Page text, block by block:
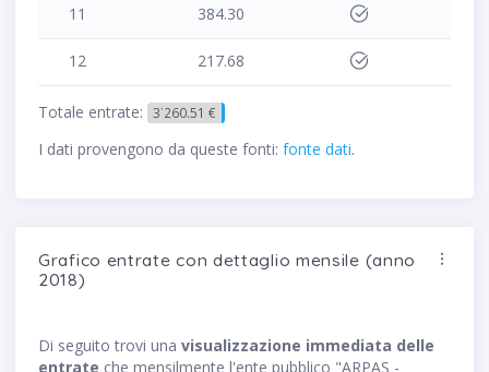
11 384.30
12 217.68
Totale entrate: 3˙260.51 €
I dati provengono da queste fonti: fonte dati.
Grafico entrate con dettaglio mensile (anno
2018)
Di seguito trovi una visualizzazione immediata delle
entrate che mensilmente l'ente pubblico "ARPAS -